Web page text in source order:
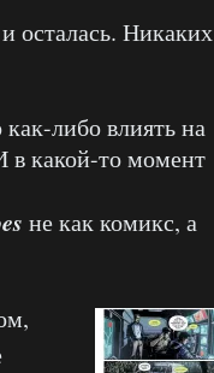
осталась. Никаких
как-либо влиять на
в какой-то момент
не как комикс, а